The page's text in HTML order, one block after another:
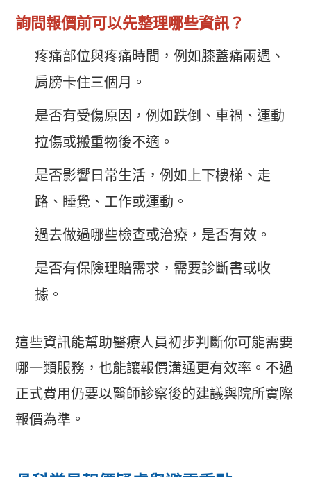
詢問報價前可以先整理哪些資訊？
疼痛部位與疼痛時間，例如膝蓋痛兩週、
肩膀卡住三個月。
是否有受傷原因，例如跌倒、車禍、運動
拉傷或搬重物後不適。
是否影響日常生活，例如上下樓梯、走
路、睡覺、工作或運動。
過去做過哪些檢查或治療，是否有效。
是否有保險理賠需求，需要診斷書或收
據。
這些資訊能幫助醫療人員初步判斷你可能需要
哪一類服務，也能讓報價溝通更有效率。不過
正式費用仍要以醫師診察後的建議與院所實際
報價為準。